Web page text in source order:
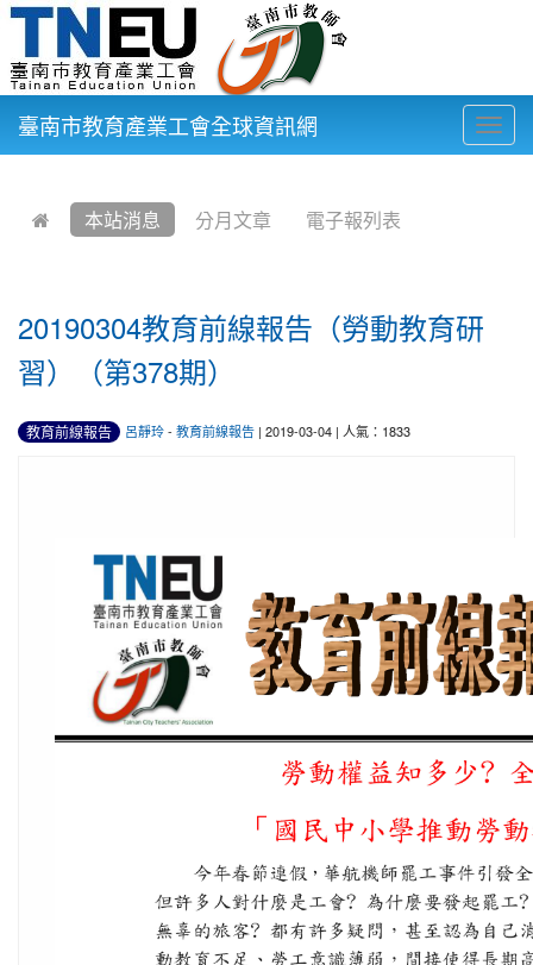
臺南市教育產業工會全球資訊網
本站消息 分月文章 電子報列表
20190304教育前線報告（勞動教育研
習）（第378期）
教育前線報告 呂靜玲- 教育前線報告 | 2019-03-04 | 人氣：1833